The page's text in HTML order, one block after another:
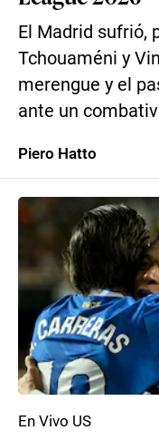
El Madrid sufrió,
Tchouaméni y
merengue y el
ante un
Piero Hatto
En Vivo US